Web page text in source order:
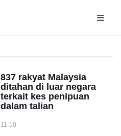
837 rakyat Malaysia
ditahan di luar negara
terkait kes penipuan
dalam talian
11-10